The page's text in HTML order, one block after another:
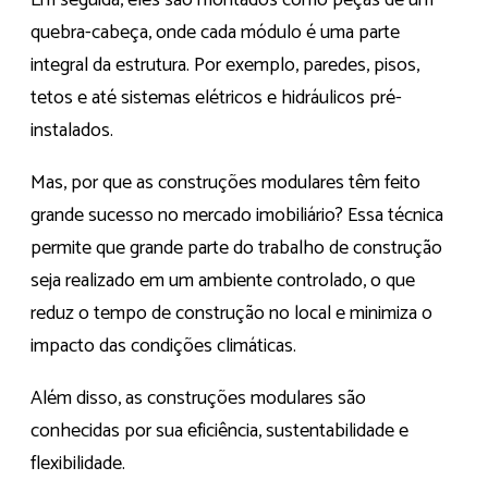
quebra-cabeça, onde cada módulo é uma parte
integral da estrutura. Por exemplo, paredes, pisos,
tetos e até sistemas elétricos e hidráulicos pré-
instalados.
Mas, por que as construções modulares têm feito
grande sucesso no mercado imobiliário? Essa técnica
permite que grande parte do trabalho de construção
seja realizado em um ambiente controlado, o que
reduz o tempo de construção no local e minimiza o
impacto das condições climáticas.
Além disso, as construções modulares são
conhecidas por sua eficiência, sustentabilidade e
flexibilidade.